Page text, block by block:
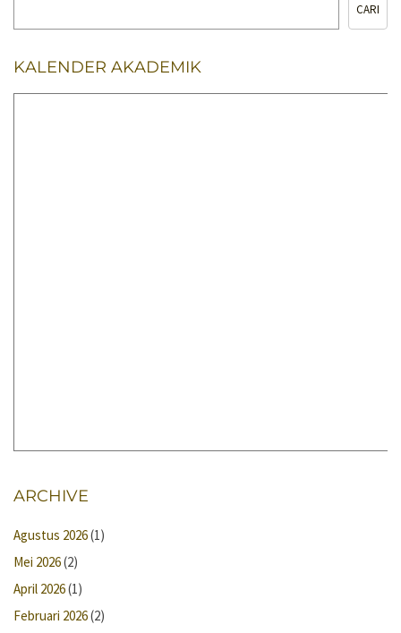
CARI
KALENDER AKADEMIK
ARCHIVE
Agustus 2026(1)
Mei 2026(2)
April 2026(1)
Februari 2026(2)